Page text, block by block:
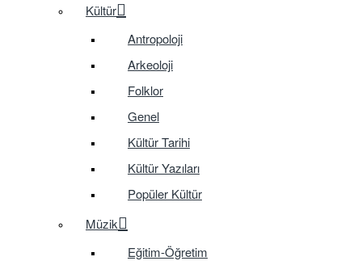
Kültür
Antropoloji
Arkeoloji
Folklor
Genel
Kültür Tarihi
Kültür Yazıları
Popüler Kültür
Müzik
Eğitim-Öğretim